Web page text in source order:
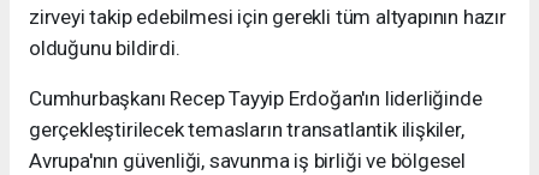
zirveyi takip edebilmesi için gerekli tüm altyapının hazır
olduğunu bildirdi.
Cumhurbaşkanı Recep Tayyip Erdoğan'ın liderliğinde
gerçekleştirilecek temasların transatlantik ilişkiler,
Avrupa'nın güvenliği, savunma iş birliği ve bölgesel